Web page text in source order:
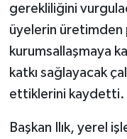
gerekliliğini
üyelerin üretimden
kurumsallaşmaya
katkı sağlayacak
ettiklerini kaydetti.
Başkan Ilık, yerel